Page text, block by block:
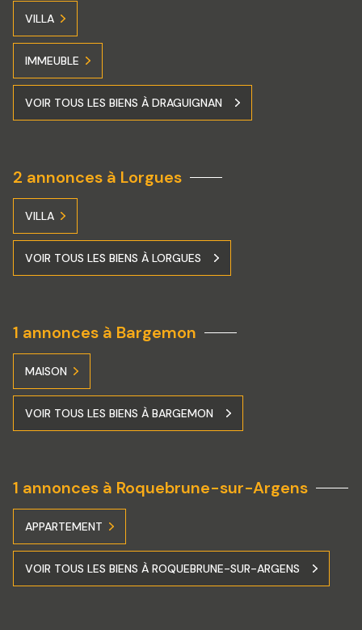
VILLA
IMMEUBLE
VOIR TOUS LES BIENS À DRAGUIGNAN
2 annonces à Lorgues
VILLA
VOIR TOUS LES BIENS À LORGUES
1 annonces à Bargemon
MAISON
VOIR TOUS LES BIENS À BARGEMON
1 annonces à Roquebrune-sur-Argens
APPARTEMENT
VOIR TOUS LES BIENS À ROQUEBRUNE-SUR-ARGENS